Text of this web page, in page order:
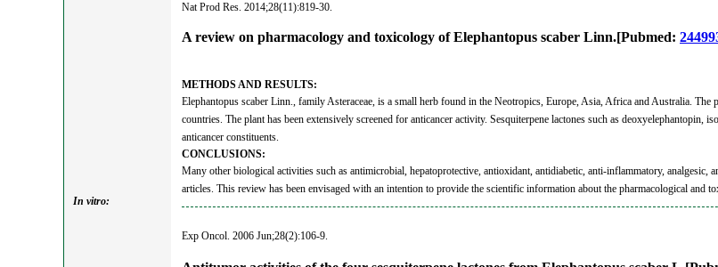
In vitro:
Nat Prod Res. 2014;28(11):819-30.
A review on pharmacology and toxicology of Elephantopus scaber Linn.[Pubmed:
METHODS AND RESULTS:
Elephantopus scaber Linn., family Asteraceae, is a small herb found in the Neotropics, Europe, Asia, Africa and Australia.
countries. The plant has been extensively screened for anticancer activity. Sesquiterpene lactones such as deoxyelephantopin,
anticancer constituents.
CONCLUSIONS:
Many other biological activities such as antimicrobial, hepatoprotective, antioxidant, antidiabetic, anti-inflammatory, analgesic,
articles. This review has been envisaged with an intention to provide the scientific information about the pharmacological and
Exp Oncol. 2006 Jun;28(2):106-9.